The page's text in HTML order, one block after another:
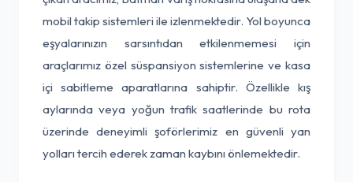
mobil takip sistemleri ile izlenmektedir. Yol boyunca
eşyalarınızın sarsıntıdan etkilenmemesi için
araçlarımız özel süspansiyon sistemlerine ve kasa
içi sabitleme aparatlarına sahiptir. Özellikle kış
aylarında veya yoğun trafik saatlerinde bu rota
üzerinde deneyimli şoförlerimiz en güvenli yan
yolları tercih ederek zaman kaybını önlemektedir.